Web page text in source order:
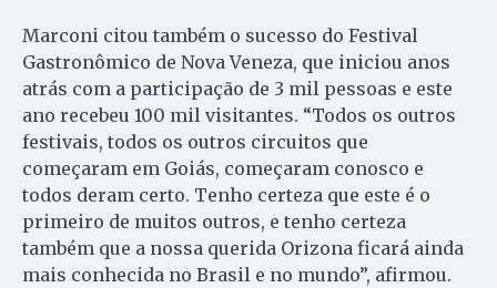
Marconi citou também o sucesso do Festival
Gastronômico de Nova Veneza, que iniciou anos
atrás com a participação de 3 mil pessoas e este
ano recebeu 100 mil visitantes. “Todos os outros
festivais, todos os outros circuitos que
começaram em Goiás, começaram conosco e
todos deram certo. Tenho certeza que este é o
primeiro de muitos outros, e tenho certeza
também que a nossa querida Orizona ficará ainda
mais conhecida no Brasil e no mundo”, afirmou.